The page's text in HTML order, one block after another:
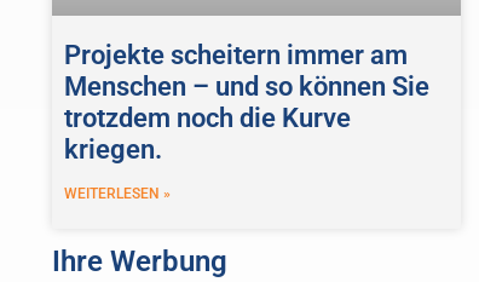
Projekte scheitern immer am
Menschen – und so können Sie
trotzdem noch die Kurve
kriegen.
WEITERLESEN »
Ihre Werbung